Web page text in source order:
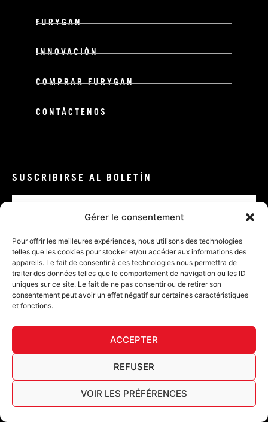
Gérer le consentement
Pour offrir les meilleures expériences, nous utilisons des technologies
telles que les cookies pour stocker et/ou accéder aux informations des
appareils. Le fait de consentir à ces technologies nous permettra de
traiter des données telles que le comportement de navigation ou les ID
uniques sur ce site. Le fait de ne pas consentir ou de retirer son
consentement peut avoir un effet négatif sur certaines caractéristiques
et fonctions.
ACCEPTER
REFUSER
VOIR LES PRÉFÉRENCES
FURYGAN
INNOVACIÓN
COMPRAR FURYGAN
CONTÁCTENOS
SUSCRIBIRSE AL BOLETÍN
Correo
FURY TIPS